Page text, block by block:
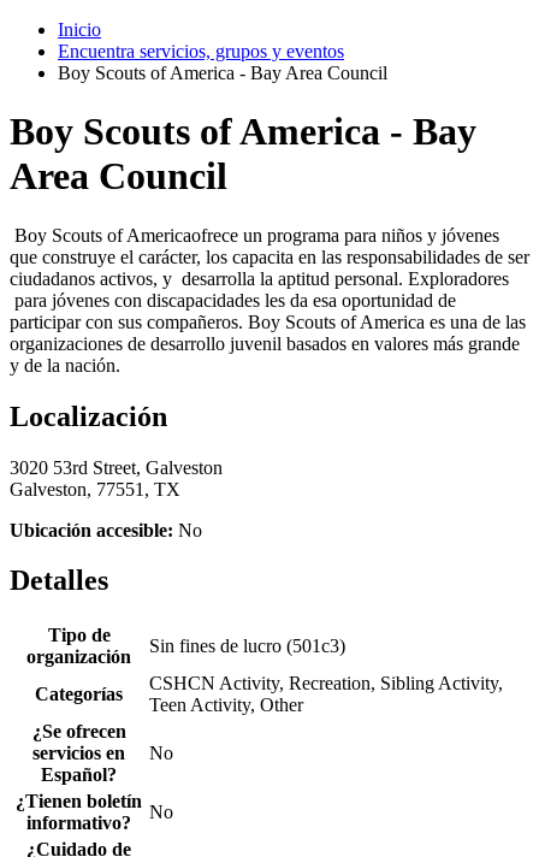
Inicio
Encuentra servicios, grupos y eventos
Boy Scouts of America - Bay Area Council
Boy Scouts of America - Bay
Area Council
Boy Scouts of Americaofrece un programa para niños y jóvenes
que construye el carácter, los capacita en las responsabilidades de ser
ciudadanos activos, y desarrolla la aptitud personal. Exploradores
para jóvenes con discapacidades les da esa oportunidad de
participar con sus compañeros. Boy Scouts of America es una de las
organizaciones de desarrollo juvenil basados en valores más grande
y de la nación.
Localización
3020 53rd Street, Galveston
Galveston, 77551, TX
Ubicación accesible: No
Detalles
Tipo de
organización
Sin fines de lucro (501c3)
Categorías
CSHCN Activity, Recreation, Sibling Activity,
Teen Activity, Other
¿Se ofrecen
servicios en
Español?
No
¿Tienen boletín
informativo?
No
¿Cuidado de